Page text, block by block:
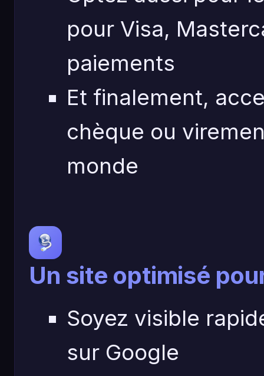
pour Visa,
paiements
Et finalement,
chèque ou
monde
Un site optimisé
Soyez visible
sur Google